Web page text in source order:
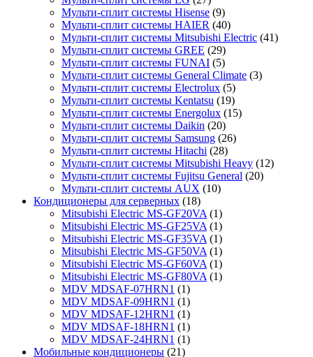
Мульти-сплит системы Hisense (9)
Мульти-сплит системы HAIER (40)
Мульти-сплит системы Mitsubishi Electric (41)
Мульти-сплит системы GREE (29)
Мульти-сплит системы FUNAI (5)
Мульти-сплит системы General Climate (3)
Мульти-сплит системы Electrolux (5)
Мульти-сплит системы Kentatsu (19)
Мульти-сплит системы Energolux (15)
Мульти-сплит системы Daikin (20)
Мульти-сплит системы Samsung (26)
Мульти-сплит системы Hitachi (28)
Мульти-сплит системы Mitsubishi Heavy (12)
Мульти-сплит системы Fujitsu General (20)
Мульти-сплит системы AUX (10)
Кондиционеры для серверных (18)
Mitsubishi Electric MS-GF20VA (1)
Mitsubishi Electric MS-GF25VA (1)
Mitsubishi Electric MS-GF35VA (1)
Mitsubishi Electric MS-GF50VA (1)
Mitsubishi Electric MS-GF60VA (1)
Mitsubishi Electric MS-GF80VA (1)
MDV MDSAF-07HRN1 (1)
MDV MDSAF-09HRN1 (1)
MDV MDSAF-12HRN1 (1)
MDV MDSAF-18HRN1 (1)
MDV MDSAF-24HRN1 (1)
Мобильные кондиционеры (21)